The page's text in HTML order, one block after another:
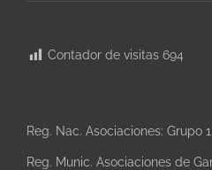
Contador de visitas 694
Reg. Nac. Asociaciones: Grupo
Reg. Munic. Asociaciones de